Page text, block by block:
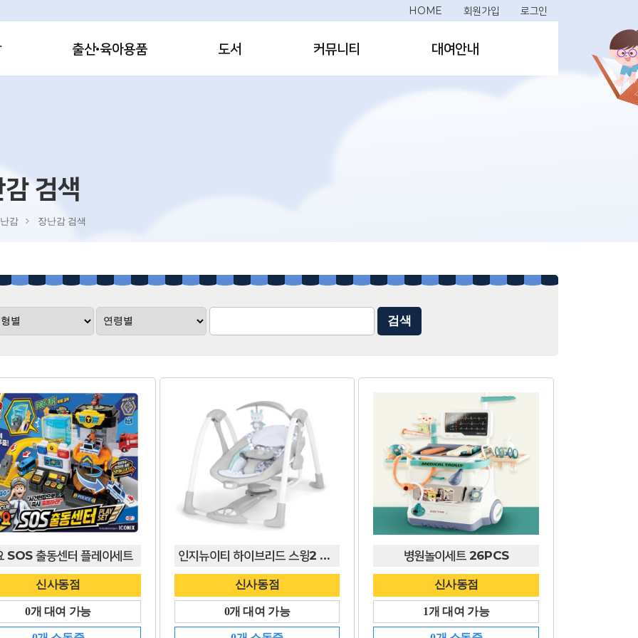
HOME 회원가입 로그인
출산·육아용품 도서 커뮤니티 대여안내
검색
감 장난감 검색
SOS 출동센터 플레이세트
신사동점
0개 대여 가능
인지뉴이티 하이브리드 스윙2 레일른 바운서
신사동점
0개 대여 가능
병원놀이세트 26PCS
신사동점
1개 대여 가능